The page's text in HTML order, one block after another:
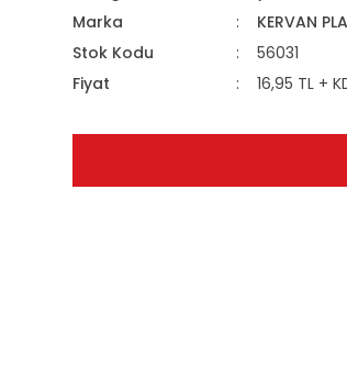
Marka
KERVAN
Stok Kodu
56031
Fiyat
16,95 TL +